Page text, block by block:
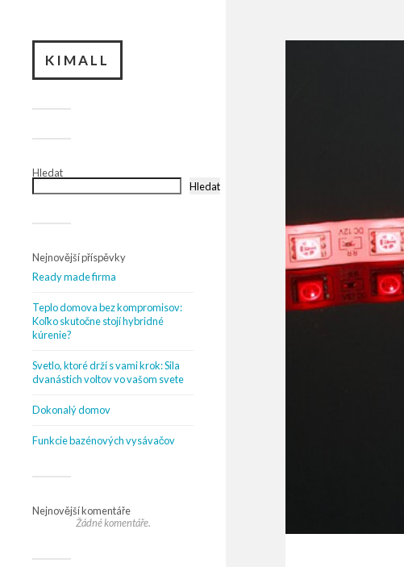
KIMALL
Hledat
Hledat
Nejnovější příspěvky
Ready made firma
Teplo domova bez kompromisov:
Koľko skutočne stojí hybridné
kúrenie?
Svetlo, ktoré drží s vami krok: Sila
dvanástich voltov vo vašom svete
Dokonalý domov
Funkcie bazénových vysávačov
Nejnovější komentáře
Žádné komentáře.